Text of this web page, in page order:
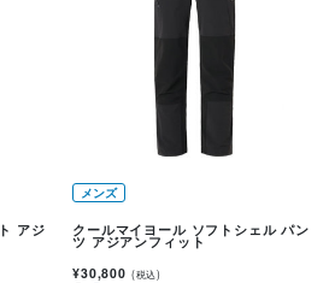
アジ
メンズ
クールマイヨール ソフトシェル パン
ツ アジアンフィット
¥30,800 (税込)